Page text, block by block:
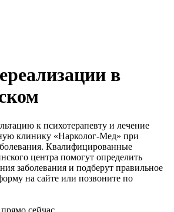
в
к психотерапевту и лечение
клинику «Нарколог-Мед» при
Квалифицированные
центра помогут определить
заболевания и подберут правильное
на сайте или позвоните по
сейчас